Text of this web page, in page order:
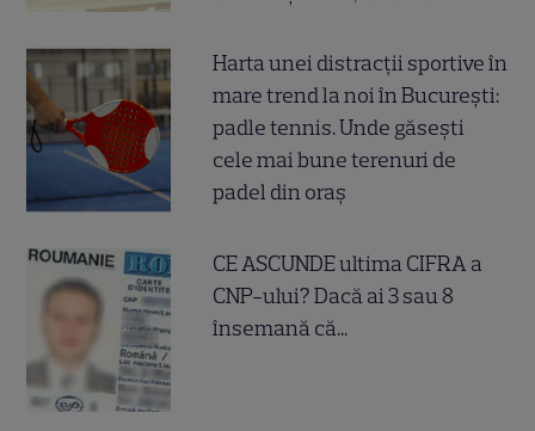
Harta unei distracții sportive în
mare trend la noi în București:
padle tennis. Unde găsești
cele mai bune terenuri de
padel din oraș
CE ASCUNDE ultima CIFRA a
CNP-ului? Dacă ai 3 sau 8
însemană că...